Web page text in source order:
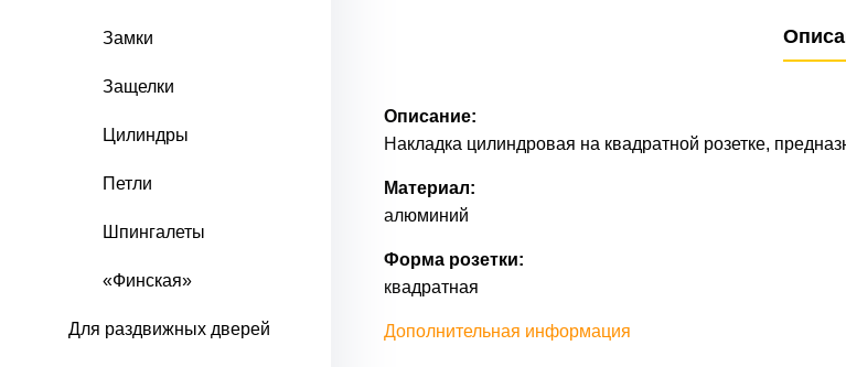
Замки
Защелки
Цилиндры
Петли
Шпингалеты
«Финская»
Для раздвижных дверей
Описание:
Накладка цилиндровая на квадратной розетке,
Материал:
алюминий
Форма розетки:
квадратная
Дополнительная информация